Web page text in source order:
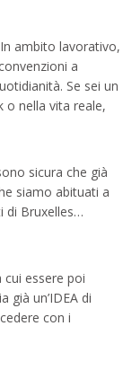
ambito lavorativo,
a
Se sei un
o nella vita reale,
sicura che già
siamo abituati a
di Bruxelles…
essere poi
un’IDEA di
con i